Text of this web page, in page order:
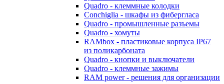
Quadro - клеммные колодки
Conchiglia - шкафы из фибергласа
Quadro - промышленные разъемы
Quadro - хомуты
RAMbox - пластиковые корпуса IP67
из поликарбоната
Quadro - кнопки и выключатели
Quadro - клеммные зажимы
RAM power - решения для организации